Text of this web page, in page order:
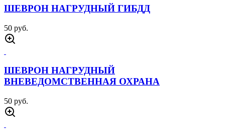
ШЕВРОН НАГРУДНЫЙ ГИБДД
50 руб.
ШЕВРОН НАГРУДНЫЙ
ВНЕВЕДОМСТВЕННАЯ ОХРАНА
50 руб.